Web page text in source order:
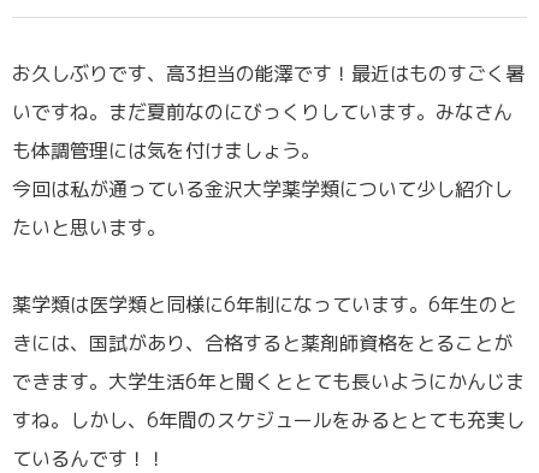
お久しぶりです、高3担当の能澤です！最近はものすごく暑
いですね。まだ夏前なのにびっくりしています。みなさん
も体調管理には気を付けましょう。
今回は私が通っている金沢大学薬学類について少し紹介し
たいと思います。
薬学類は医学類と同様に6年制になっています。6年生のと
きには、国試があり、合格すると薬剤師資格をとることが
できます。大学生活6年と聞くととても長いようにかんじま
すね。しかし、6年間のスケジュールをみるととても充実し
ているんです！！